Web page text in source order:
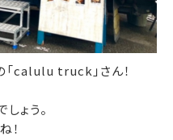
「calulu truck」さん！
ょう。
！